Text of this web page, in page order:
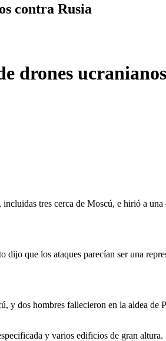
contra Rusia
drones
tres cerca de Moscú, e hirió a
que los ataques parecían ser una
y dos hombres fallecieron en la aldea
y varios edificios de gran altura.